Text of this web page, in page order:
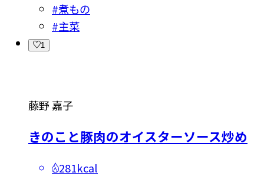
#煮もの
#主菜
1
藤野 嘉子
きのこと豚肉のオイスターソース炒め
281kcal